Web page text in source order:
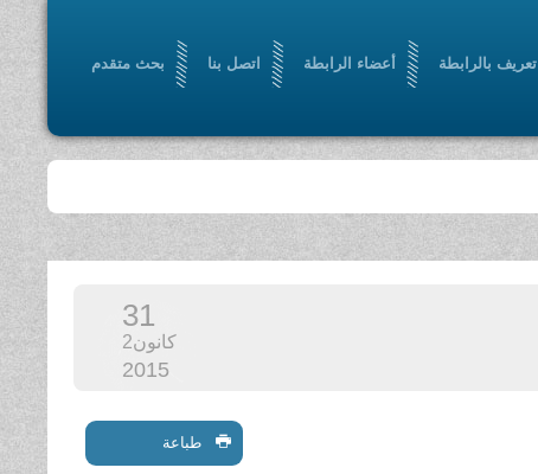
تعريف بالرابطة أعضاء الرابطة اتصل بنا بحث متقدم
31
كانون2
2015
طباعة